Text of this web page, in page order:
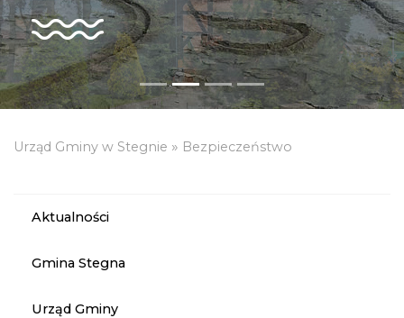
Urząd Gminy w Stegnie » Bezpieczeństwo
Aktualności
Gmina Stegna
Urząd Gminy